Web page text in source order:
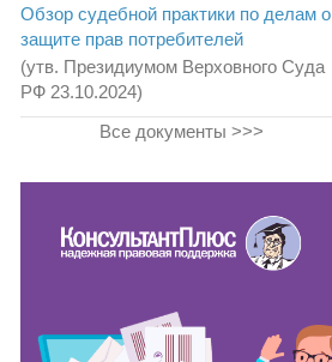
Обзор судебной практики по делам о
защите прав потребителей
(утв. Президиумом Верховного Суда
РФ 23.10.2024)
Все документы >>>